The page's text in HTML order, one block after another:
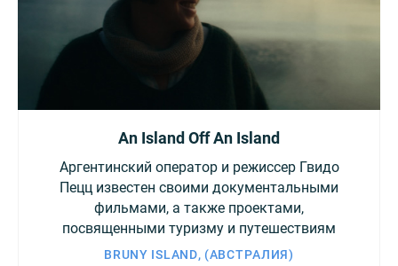
An Island Off An Island
Аргентинский оператор и режиссер Гвидо
Пецц известен своими документальными
фильмами, а также проектами,
посвященными туризму и путешествиям
BRUNY ISLAND, (АВСТРАЛИЯ)